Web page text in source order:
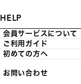
HELP
会員サービスについて
ご利用ガイド
初めての方へ
お問い合わせ